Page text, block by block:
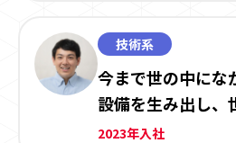
技術系
今まで世の中にな
設備を生み出し、
2023年入社